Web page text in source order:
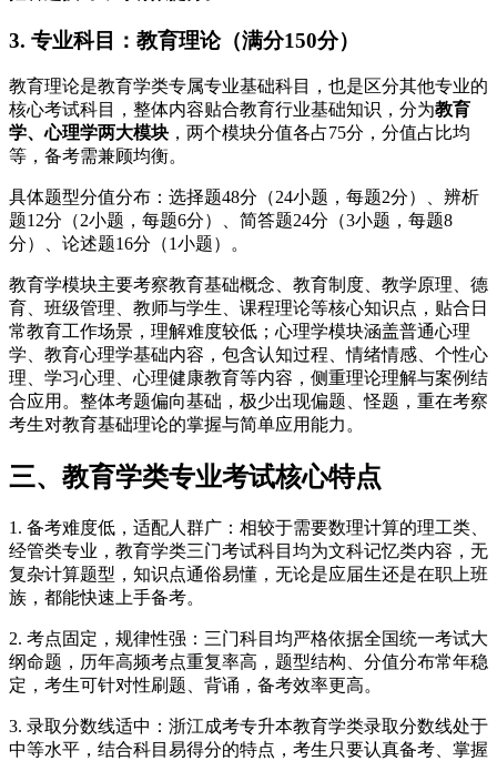
3. 专业科目：教育理论（满分150分）
教育理论是教育学类专属专业基础科目，也是区分其他专业的
核心考试科目，整体内容贴合教育行业基础知识，分为教育
学、心理学两大模块 ，两个模块分值各占75分，分值占比均
等，备考需兼顾均衡。
具体题型分值分布：选择题48分（24小题，每题2分）、辨析
题12分（2小题，每题6分）、简答题24分（3小题，每题8
分）、论述题16分（1小题）。
教育学模块主要考察教育基础概念、教育制度、教学原理、德
育、班级管理、教师与学生、课程理论等核心知识点，贴合日
常教育工作场景，理解难度较低；心理学模块涵盖普通心理
学、教育心理学基础内容，包含认知过程、情绪情感、个性心
理、学习心理、心理健康教育等内容，侧重理论理解与案例结
合应用。整体考题偏向基础，极少出现偏题、怪题，重在考察
考生对教育基础理论的掌握与简单应用能力。
三、教育学类专业考试核心特点
1. 备考难度低，适配人群广：相较于需要数理计算的理工类、
经管类专业，教育学类三门考试科目均为文科记忆类内容，无
复杂计算题型，知识点通俗易懂，无论是应届生还是在职上班
族，都能快速上手备考。
2. 考点固定，规律性强：三门科目均严格依据全国统一考试大
纲命题，历年高频考点重复率高，题型结构、分值分布常年稳
定，考生可针对性刷题、背诵，备考效率更高。
3. 录取分数线适中：浙江成考专升本教育学类录取分数线处于
中等水平，结合科目易得分的特点，考生只要认真备考、掌握